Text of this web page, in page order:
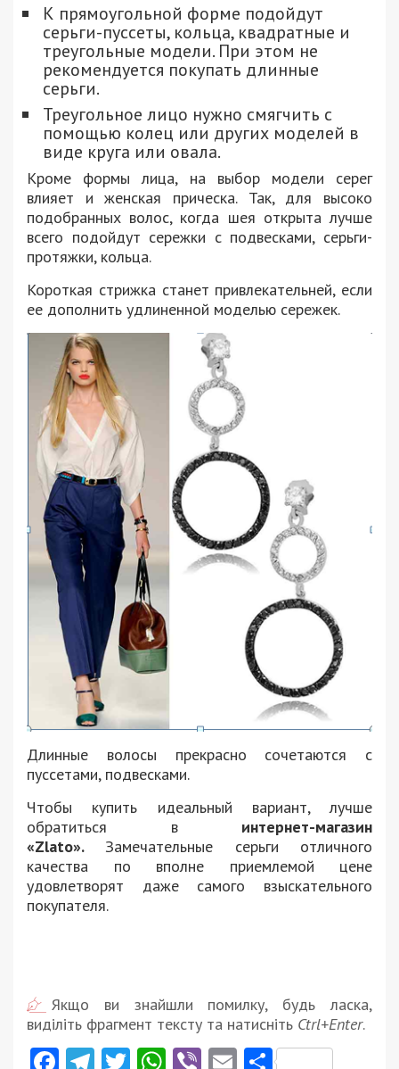
К прямоугольной форме подойдут
серьги-пуссеты, кольца, квадратные и
треугольные модели. При этом не
рекомендуется покупать длинные
серьги.
Треугольное лицо нужно смягчить с
помощью колец или других моделей в
виде круга или овала.
Кроме формы лица, на выбор модели серег
влияет и женская прическа. Так, для высоко
подобранных волос, когда шея открыта лучше
всего подойдут сережки с подвесками, серьги-
протяжки, кольца.
Короткая стрижка станет привлекательней, если
ее дополнить удлиненной моделью сережек.
Длинные волосы прекрасно сочетаются с
пуссетами, подвесками.
Чтобы купить идеальный вариант, лучше
обратиться винтернет-магазин
«Zlato». Замечательные серьги отличного
качества по вполне приемлемой цене
удовлетворят даже самого взыскательного
покупателя.
Якщо ви знайшли помилку, будь ласка,
виділіть фрагмент тексту та натисніть Ctrl+Enter.